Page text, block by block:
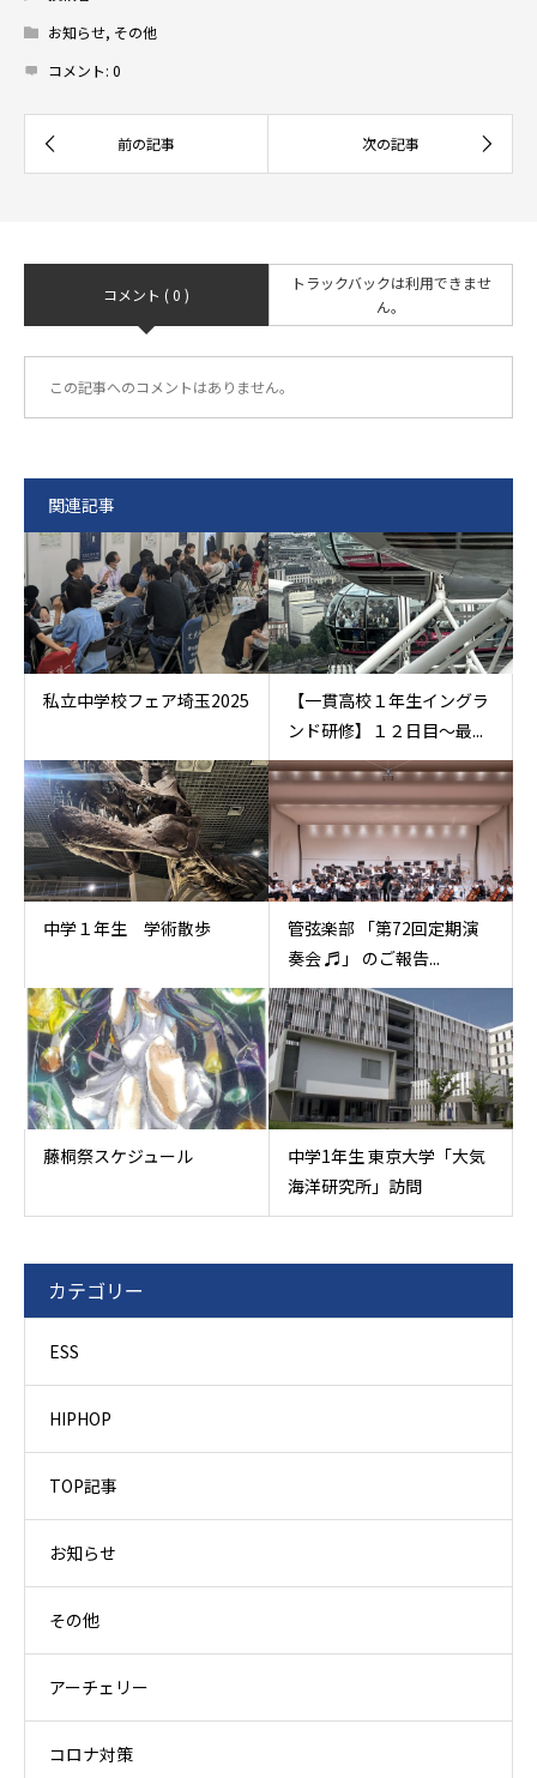
お知らせ, その他
コメント: 0
コメント ( 0 )
トラックバックは利用できませ
ん。
この記事へのコメントはありません。
関連記事
私立中学校フェア埼玉2025
【一貫高校１年生イングラ
ンド研修】１２日目〜最...
中学１年生 学術散歩
管弦楽部 「第72回定期演
奏会 ♬」 のご報告...
藤桐祭スケジュール
中学1年生 東京大学「大気
海洋研究所」訪問
カテゴリー
ESS
HIPHOP
TOP記事
お知らせ
その他
アーチェリー
コロナ対策